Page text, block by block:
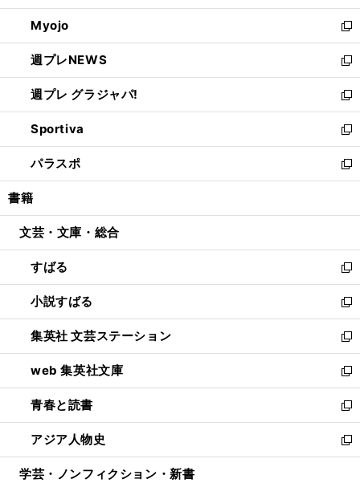
開
く
ウ
で
開
く
ン
ド
ウ
で
開
く
ウ
ィ
ン
ド
ウ
で
開
く
Myojo
新
し
い
ウ
ィ
ン
ド
ウ
で
開
週プレNEWS
新
し
い
ウ
ィ
ン
ド
ウ
開
週プレ グラジャパ!
新
し
い
ウ
ィ
ン
ウ
開
く
Sportiva
新
し
い
ウ
ン
ウ
で
開
く
パラスポ
新
し
ウ
ン
ド
ウ
で
開
く
書籍
文芸・文庫・総合
すばる
新
し
い
ウ
ィ
ン
ド
ウ
で
開
く
小説すばる
新
し
い
ウ
ィ
ン
ド
ウ
で
開
集英社 文芸ステーション
新
し
い
ウ
ィ
ン
ド
ウ
web 集英社文庫
新
し
い
ウ
ィ
ン
青春と読書
新
し
い
ウ
アジア人物史
新
し
学芸・ノンフィクション・新書